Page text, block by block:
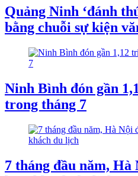
Quảng Ninh ‘đánh
bằng chuỗi sự kiện
Ninh Bình đón gần
trong tháng 7
7 tháng đầu năm,